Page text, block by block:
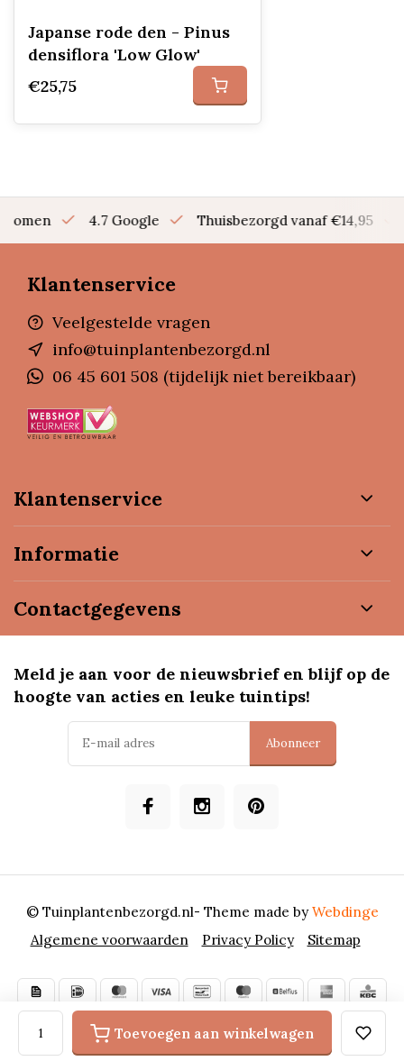
Toevoegen aan winkelwagen
Japanse rode den - Pinus
densiflora 'Low Glow'
€25,75
bomen 4.7 Google Thuisbezorgd vanaf €14,95
Klantenservice
Veelgestelde vragen
info@tuinplantenbezorgd.nl
06 45 601 508 (tijdelijk niet bereikbaar)
Klantenservice
Informatie
Contactgegevens
Meld je aan voor de nieuwsbrief en blijf op de
hoogte van acties en leuke tuintips!
Abonneer
Algemene voorwaarden Privacy Policy Sitemap
© Tuinplantenbezorgd.nl- Theme made byWebdinge